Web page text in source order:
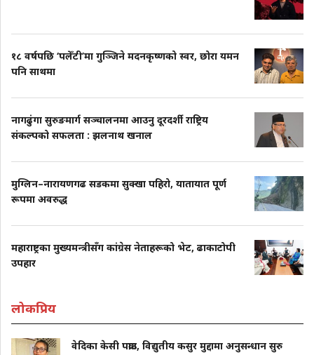
१८ वर्षपछि ‘पलेँटी’मा गुञ्जिने मदनकृष्णको स्वर, छोरा यमन
पनि साथमा
नागढुंगा सुरुङमार्ग सञ्चालनमा आउनु दूरदर्शी राष्ट्रिय
संकल्पको सफलता : झलनाथ खनाल
मुग्लिन–नारायणगढ सडकमा सुक्खा पहिरो, यातायात पूर्ण
रूपमा अवरुद्ध
महाराष्ट्रका मुख्यमन्त्रीसँग कांग्रेस नेताहरूको भेट, ढाकाटोपी
उपहार
लोकप्रिय
वेदिका केसी पक्राउ, विद्युतीय कसुर मुद्दामा अनुसन्धान सुरु